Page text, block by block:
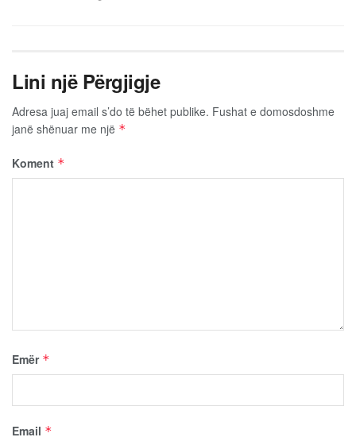
Lini një Përgjigje
Adresa juaj email s’do të bëhet publike. Fushat e domosdoshme
janë shënuar me një *
Koment *
Emër *
Email *